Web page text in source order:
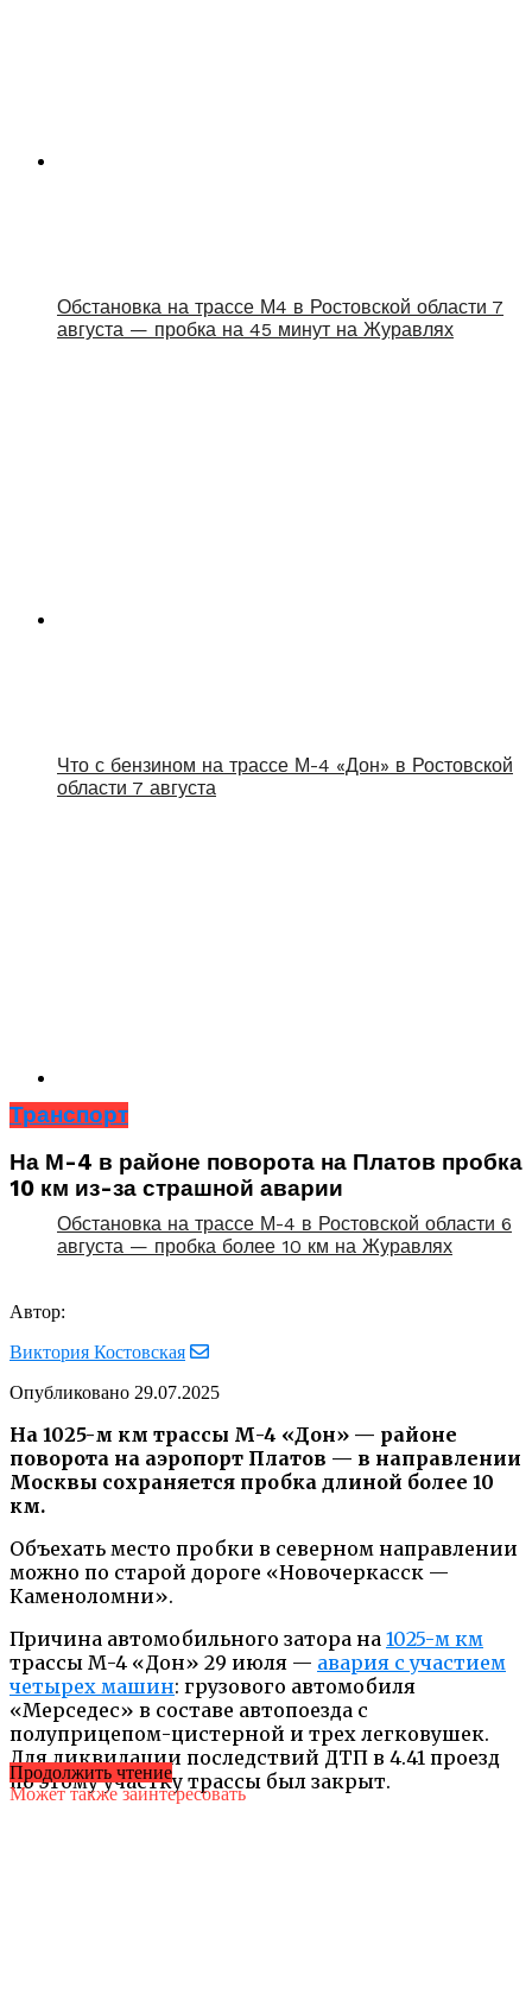
Обстановка на трассе М4 в Ростовской области 7
августа — пробка на 45 минут на Журавлях
Что с бензином на трассе М-4 «Дон» в Ростовской
области 7 августа
Обстановка на трассе М-4 в Ростовской области 6
августа — пробка более 10 км на Журавлях
Транспорт
На М-4 в районе поворота на Платов пробка
10 км из-за страшной аварии
Автор:
Виктория Костовская
Опубликовано 29.07.2025
На 1025-м км трассы М-4 «Дон» — районе
поворота на аэропорт Платов — в направлении
Москвы сохраняется пробка длиной более 10
км.
Объехать место пробки в северном направлении
можно по старой дороге «Новочеркасск —
Каменоломни».
Причина автомобильного затора на 1025-м км
трассы М-4 «Дон» 29 июля — авария с участием
четырех машин: грузового автомобиля
«Мерседес» в составе автопоезда с
полуприцепом-цистерной и трех легковушек.
Для ликвидации последствий ДТП в 4.41 проезд
по этому участку трассы был закрыт.
Продолжить чтение
Может также заинтересовать